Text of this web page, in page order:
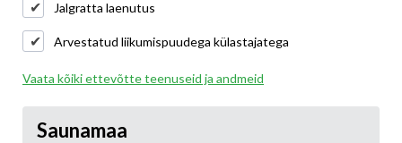
Jalgratta laenutus
Arvestatud liikumispuudega külastajatega
Vaata kõiki ettevõtte teenuseid ja andmeid
Saunamaa